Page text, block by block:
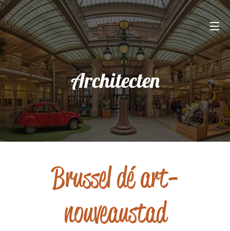
Architecten
Brusseldé art-
nouveaustad